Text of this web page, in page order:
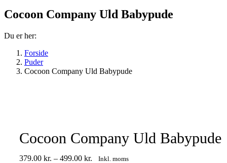
Cocoon Company Uld Babypude
Du er her:
Forside
Puder
Cocoon Company Uld Babypude
Cocoon Company Uld Babypude
379.00 kr. – 499.00 kr. Prisinterval:
Inkl. moms